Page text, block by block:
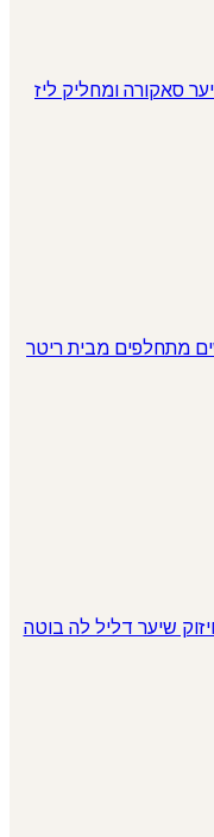
סאקורה ומחליק ליז
חשמלי בעל 5 ראשים מתחלפים מבית ריטר
שיער דליל לה בוטה